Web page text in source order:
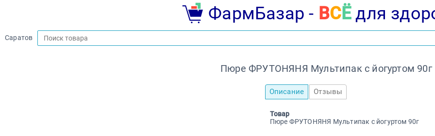
ФармБазар - ВСЁдля
Саратов
Пюре ФРУТОНЯНЯ Мультипак с йогуртом 90г
Описание Отзывы
Товар
Пюре ФРУТОНЯНЯ Мультипак с йогуртом 90г